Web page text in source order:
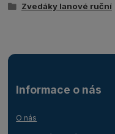
Zvedáky lanové ruční
Informace o nás
O nás